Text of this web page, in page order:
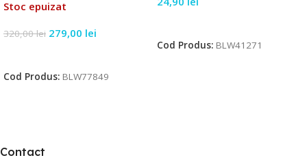
Stoc epuizat
320,00lei 279,00 lei
Cod Produs: BLW77849
Cod Produs: BLW41271
Contact